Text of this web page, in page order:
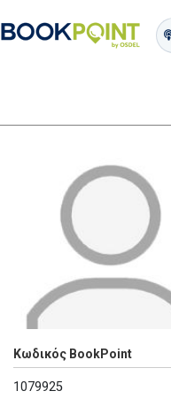
Κωδικός BookPoint
1079925